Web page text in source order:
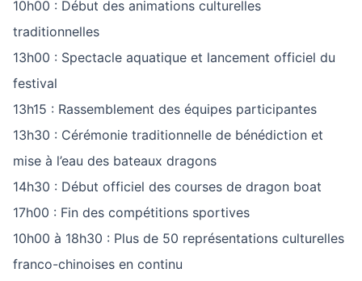
10h00 : Début des animations culturelles
traditionnelles
13h00 : Spectacle aquatique et lancement officiel du
festival
13h15 : Rassemblement des équipes participantes
13h30 : Cérémonie traditionnelle de bénédiction et
mise à l’eau des bateaux dragons
14h30 : Début officiel des courses de dragon boat
17h00 : Fin des compétitions sportives
10h00 à 18h30 : Plus de 50 représentations culturelles
franco-chinoises en continu